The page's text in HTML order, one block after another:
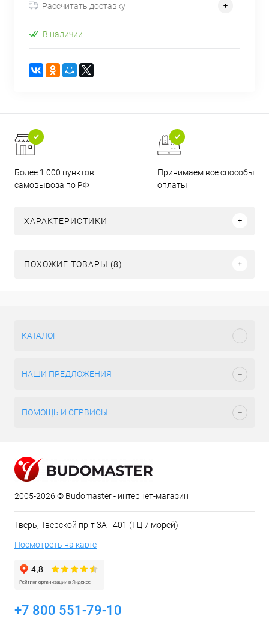
Рассчитать доставку
В наличии
Более 1 000 пунктов
самовывоза по РФ
Принимаем все способы
оплаты
ХАРАКТЕРИСТИКИ
ПОХОЖИЕ ТОВАРЫ (8)
КАТАЛОГ
НАШИ ПРЕДЛОЖЕНИЯ
ПОМОЩЬ И СЕРВИСЫ
2005-2026 © Budomaster - интернет-магазин
Тверь, Тверской пр-т 3А - 401 (ТЦ 7 морей)
Посмотреть на карте
+7 800 551-79-10